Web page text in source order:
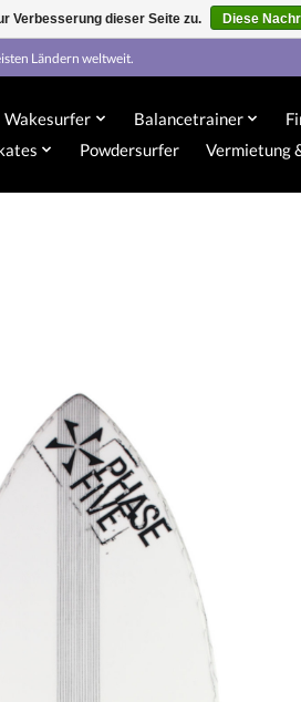
Ländern weltweit.
Wakesurfer Balancetrainer
Powdersurfer Vermietung
Verbesserung dieser Seite zu. Diese